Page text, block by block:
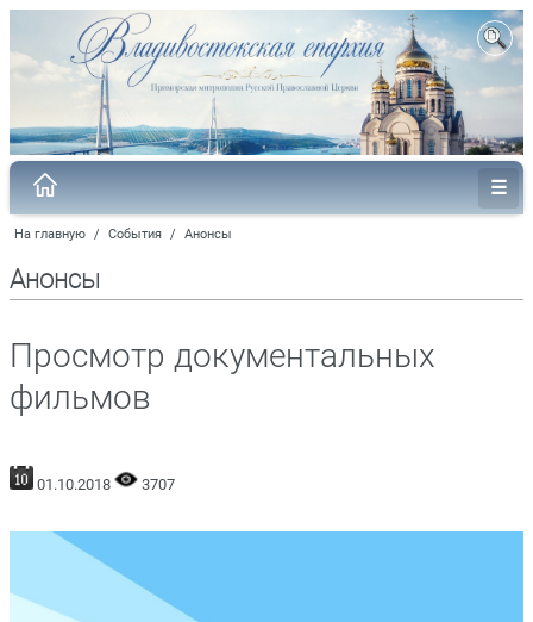
На главную / События / Анонсы
Анонсы
Просмотр документальных
фильмов
01.10.2018 3707